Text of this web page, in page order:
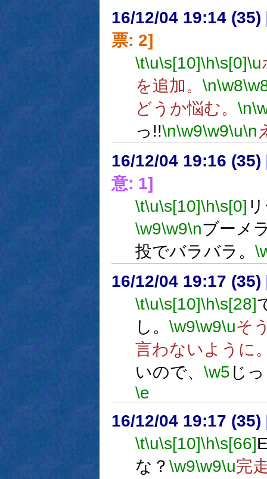
16/12/04 19:14 (35)
票: 2]
\t\u\s[10]\h\s[0]\u
を追加。 \n\w8
どうか悩む。 \n
っ!!\n\w9\w9\u\n
16/12/04 19:16 (35)
意: 1]
\t\u\s[10]\h\s[0]
\w9\w9\nブーメ
投でバラバラ。
16/12/04 19:17 (35)
\t\u\s[10]\h\s[28]
し。 \w9\w9\uそ
言わないように
いので、 \w5 じ
\e
16/12/04 19:17 (35)
\t\u\s[10]\h\s[66]
な？ \w9\w9\u完